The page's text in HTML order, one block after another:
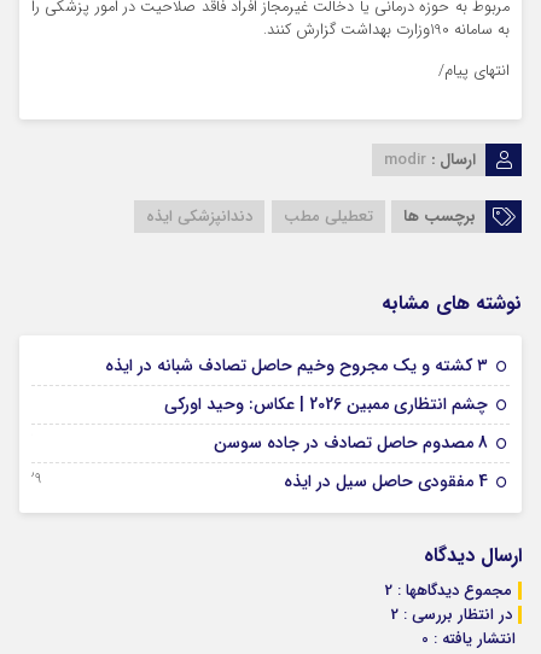
مربوط به حوزه درمانی یا دخالت غیرمجاز افراد فاقد صلاحیت در امور پزشکی را
به سامانه 190وزارت بهداشت گزارش کنند.
انتهای پیام/
ارسال : modir
برچسب ها تعطیلی مطب دندانپزشکی ایذه
نوشته های مشابه
۳ کشته و یک مجروح وخیم حاصل تصادف شبانه در ایذه
چشم انتظاری ممبین 2026 | عکاس: وحید اورکی
8 مصدوم حاصل تصادف در جاده سوسن
4 مفقودی حاصل سیل در ایذه 29 دسامبر 2025
ارسال دیدگاه
مجموع دیدگاهها : 2
در انتظار بررسی : 2
انتشار یافته : 0